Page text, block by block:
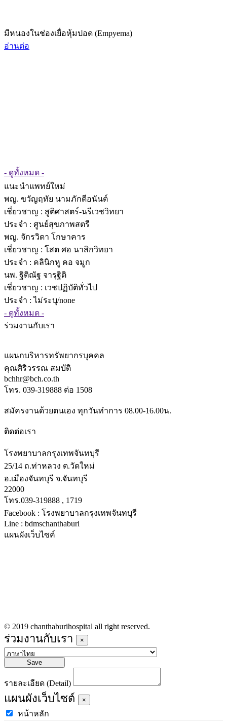
มีหนองในช่องเยื่อหุ้มปอด (Empyema)
อ่านต่อ
- ดูทั้งหมด -
แนะนำแพทย์ใหม่
พญ. ขวัญฤทัย นามภักดีอนันต์
เชี่ยวชาญ : สูติศาสตร์-นรีเวชวิทยา
ประจำ : ศูนย์สุขภาพสตรี
พญ. จักรวิดา โกษาคาร
เชี่ยวชาญ : โสต ศอ นาสิกวิทยา
ประจำ : คลินิกหู คอ จมูก
นพ. ฐิติณัฐ จารุฐิติ
เชี่ยวชาญ : เวชปฏิบัติทั่วไป
ประจำ : ไม่ระบุ/none
- ดูทั้งหมด -
ร่วมงานกับเรา
แผนกบริหารทรัพยากรบุคคล
คุณศิริวรรณ สมบัติ
bchhr@bch.co.th
โทร. 039-319888 ต่อ 1508
สมัครงานด้วยตนเอง ทุกวันทำการ 08.00-16.00น.
ติดต่อเรา
โรงพยาบาลกรุงเทพจันทบุรี
25/14 ถ.ท่าหลวง ต.วัดใหม่
อ.เมืองจันทบุรี จ.จันทบุรี
22000
โทร.039-319888 , 1719
Facebook : โรงพยาบาลกรุงเทพจันทบุรี
Line : bdmschanthaburi
แผนผังเว็บไซค์
© 2019 chanthaburihospital all right reserved.
ร่วมงานกับเรา ×
Save
รายละเอียด (Detail)
แผนผังเว็บไซต์ ×
หน้าหลัก